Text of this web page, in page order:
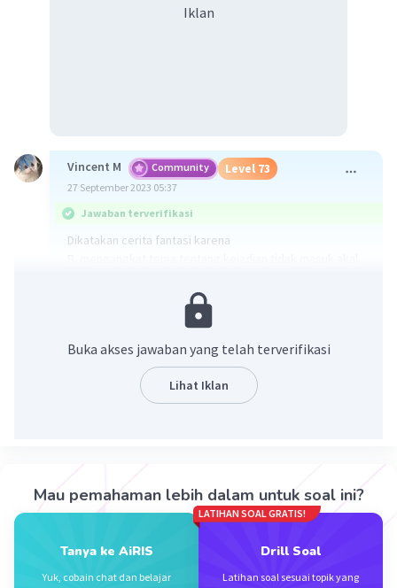
Iklan
Vincent M Community Level 73
27 September 2023 05:37
Jawaban terverifikasi
Dikatakan cerita fantasi karena
Dimana dalahlm cerita diatas terdapat Fikri memiliki
Beri Rating·0.0(0) Balas
Iklan
Buka akses jawaban yang telah terverifikasi
Lihat Iklan
Mau pemahaman lebih dalam untuk soal ini?
Tanya ke AiRIS
Yuk, cobain chat dan belajar
LATIHAN SOAL GRATIS!
Drill Soal
Latihan soal sesuai topik yang